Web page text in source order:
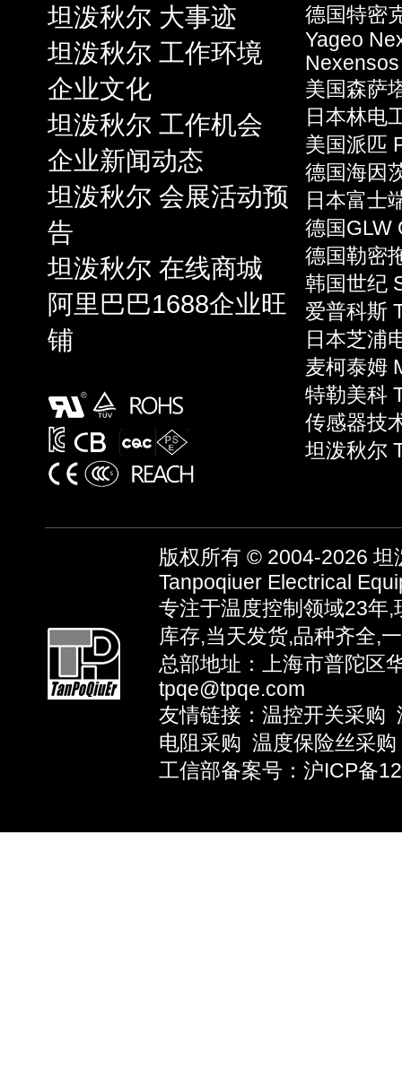
坦泼秋尔 大事迹
坦泼秋尔 工作环境
企业文化
坦泼秋尔 工作机会
企业新闻动态
坦泼秋尔 会展活动预
告
坦泼秋尔 在线商城
阿里巴巴1688企业旺
铺
德国特密
Yageo
Nexensos
美国森萨
日本林电
美国派匹
德国海因
日本富士
德国GLW
德国勒密
韩国世纪
爱普科斯
日本芝浦
麦柯泰姆
特勒美科
传感器技
坦泼秋尔
版权所有 © 2004-2026 坦
Tanpoqiuer Electrical
专注于温度控制领域23年
库存,当天发货,品种齐全,
总部地址：上海市普陀区
tpqe@tpqe.com
友情链接： 温控开关采购
电阻采购 温度保险丝采购
工信部备案号：沪ICP备